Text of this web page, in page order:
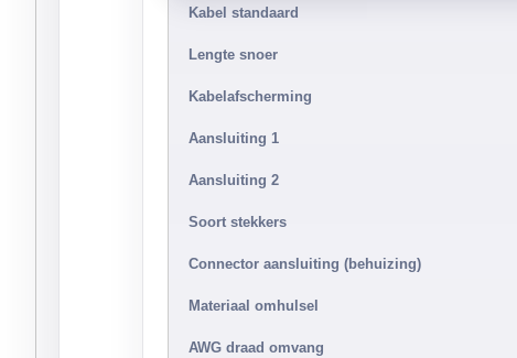
Kabel standaard
Lengte snoer
Kabelafscherming
Aansluiting 1
Aansluiting 2
Soort stekkers
Connector aansluiting (behuizing)
Materiaal omhulsel
AWG draad omvang